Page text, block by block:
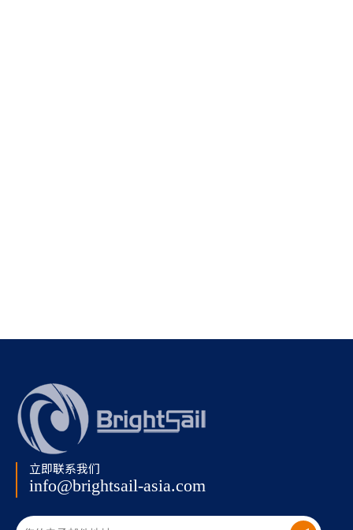
立即联系我们
info@brightsail-asia.com